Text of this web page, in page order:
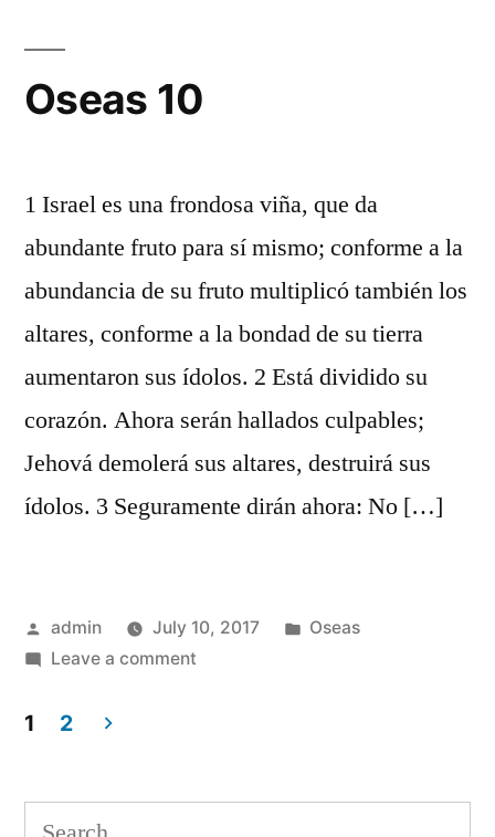
Oseas 10
1 Israel es una frondosa viña, que da
abundante fruto para sí mismo; conforme a la
abundancia de su fruto multiplicó también los
altares, conforme a la bondad de su tierra
aumentaron sus ídolos. 2 Está dividido su
corazón. Ahora serán hallados culpables;
Jehová demolerá sus altares, destruirá sus
ídolos. 3 Seguramente dirán ahora: No […]
Posted
by
admin July 10, 2017
Posted
Oseas
Leave a commenton
navigation
1 2
Search